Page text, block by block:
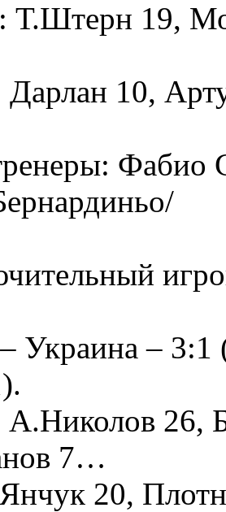
Т.Штерн 19,
Дарлан 10,
Фабио
Украина –
А.Николов 26,
7…
20,